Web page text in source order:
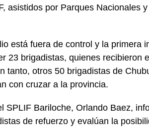
asistidos por Parques Nacionales
está fuera de control y la primera
23 brigadistas, quienes recibieron
tanto, otros 50 brigadistas de
con cruzar a la provincia.
SPLIF Bariloche, Orlando Baez,
de refuerzo y evalúan la